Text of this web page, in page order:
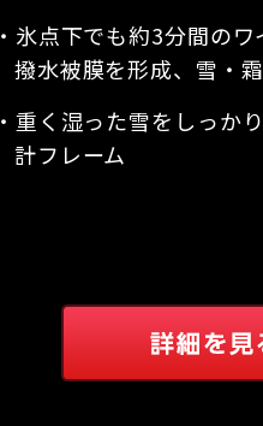
・氷点下でも約3分間の
撥水被膜を形成、雪・
・重く湿った雪をしっか
計フレーム